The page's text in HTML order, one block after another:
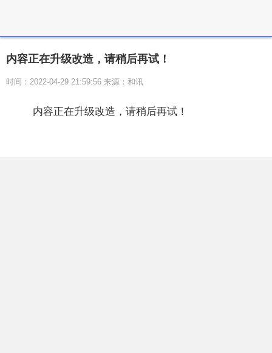
内容正在升级改造，请稍后再试！
时间：2022-04-29 21:59:56 来源：和讯
内容正在升级改造，请稍后再试！